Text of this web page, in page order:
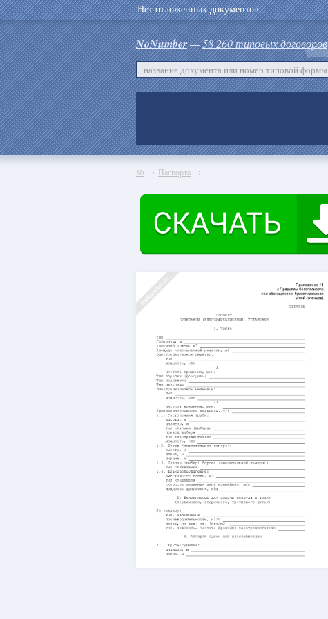
Нет отложенных документов.
NoNumber—58 260 типовых договоров
№ Паспорта